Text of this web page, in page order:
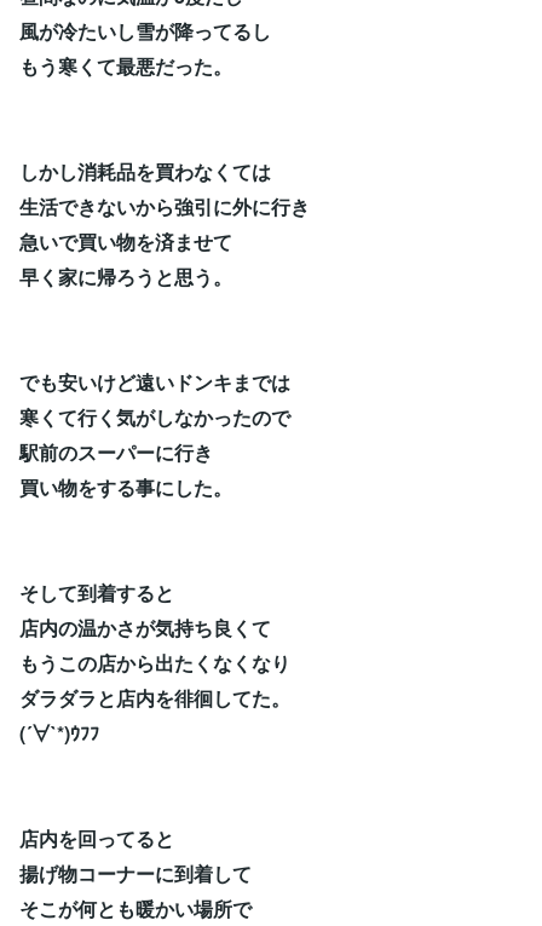
風が冷たいし雪が降ってるし
もう寒くて最悪だった。
しかし消耗品を買わなくては
生活できないから強引に外に行き
急いで買い物を済ませて
早く家に帰ろうと思う。
でも安いけど遠いドンキまでは
寒くて行く気がしなかったので
駅前のスーパーに行き
買い物をする事にした。
そして到着すると
店内の温かさが気持ち良くて
もうこの店から出たくなくなり
ダラダラと店内を徘徊してた。
(´∀`*)ｳﾌﾌ
店内を回ってると
揚げ物コーナーに到着して
そこが何とも暖かい場所で